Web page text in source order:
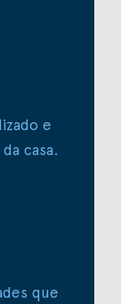
e
casa.
que